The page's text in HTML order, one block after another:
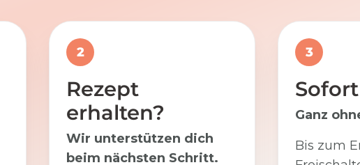
2
Rezept
erhalten?
Wir unterstützen dich
beim nächsten Schritt.
3
Ganz
Bis zum